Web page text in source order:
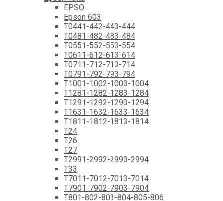
EPSO
Epson 603
T0441-442-443-444
T0481-482-483-484
T0551-552-553-554
T0611-612-613-614
T0711-712-713-714
T0791-792-793-794
T1001-1002-1003-1004
T1281-1282-1283-1284
T1291-1292-1293-1294
T1631-1632-1633-1634
T1811-1812-1813-1814
T24
T26
T27
T2991-2992-2993-2994
T33
T7011-7012-7013-7014
T7901-7902-7903-7904
T801-802-803-804-805-806